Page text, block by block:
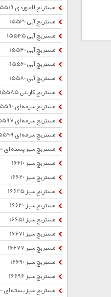
مستربچ لاجوردی 15519
مستربچ آبی 15530
مستربچ آبی 15535
مستربچ آبی 15540
مستربچ آبی 15560
مستربچ آبی 15580
مستربچ کاربنی 15585
مستربچ سرمه ای 15590
مستربچ سرمه ای 15597
مستربچ سرمه ای 15599
مستربچ سبز پسته ای 16800
مستربچ سبز 16610
مستربچ سبز 16620
مستربچ سبز 16625
مستربچ سبز 16630
مستربچ سبز 16651
مستربچ سبز 16671
مستربچ سبز 16677
مستربچ سبز 16690
مستربچ سبز 16696
مستربچ سبز پسته ای 16700